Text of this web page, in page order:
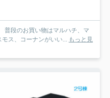
普段のお買い物はマルハチ、マ
ス、コーナンがいい...
もっと見